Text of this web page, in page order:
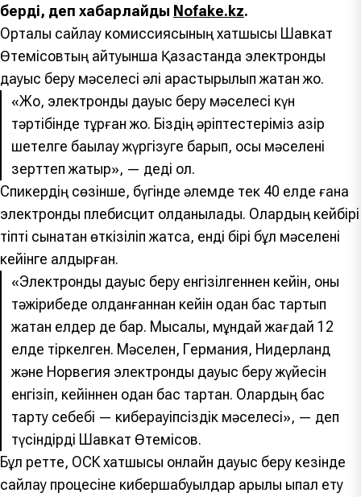
берді, деп хабарлайды Nofake.kz.
Орталық сайлау комиссиясының хатшысы Шавкат
Өтемісовтың айтуынша Қазақстанда электронды
дауыс беру мәселесі әлі қарастырылып жатқан жоқ.
«Жоқ, электронды дауыс беру мәселесі күн
тәртібінде тұрған жоқ. Біздің әріптестеріміз қазір
шетелге бақылау жүргізуге барып, осы мәселені
зерттеп жатыр», — деді ол.
Спикердің сөзінше, бүгінде әлемде тек 40 елде ғана
электронды плебисцит қолданылады. Олардың кейбірі
тіпті сынақтан өткізіліп жатса, енді бірі бұл мәселені
кейінге қалдырған.
«Электронды дауыс беру енгізілгеннен кейін, оны
тәжірибеде қолданғаннан кейін одан бас тартып
жатқан елдер де бар. Мысалы, мұндай жағдай 12
елде тіркелген. Мәселен, Германия, Нидерланд
және Норвегия электронды дауыс беру жүйесін
енгізіп, кейіннен одан бас тартқан. Олардың бас
тарту себебі — киберқауіпсіздік мәселесі», — деп
түсіндірді Шавкат Өтемісов.
Бұл ретте, ОСК хатшысы онлайн дауыс беру кезінде
сайлау процесіне кибершабуылдар арқылы ықпал ету